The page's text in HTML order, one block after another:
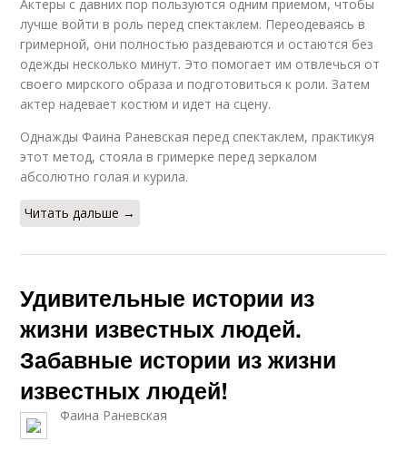
Актеры с давних пор пользуются одним приемом, чтобы
лучше войти в роль перед спектаклем. Переодеваясь в
гримерной, они полностью раздеваются и остаются без
одежды несколько минут. Это помогает им отвлечься от
своего мирского образа и подготовиться к роли. Затем
актер надевает костюм и идет на сцену.
Однажды Фаина Раневская перед спектаклем, практикуя
этот метод, стояла в гримерке перед зеркалом
абсолютно голая и курила.
Читать дальше →
Удивительные истории из
жизни известных людей.
Забавные истории из жизни
известных людей!
Фаина Раневская